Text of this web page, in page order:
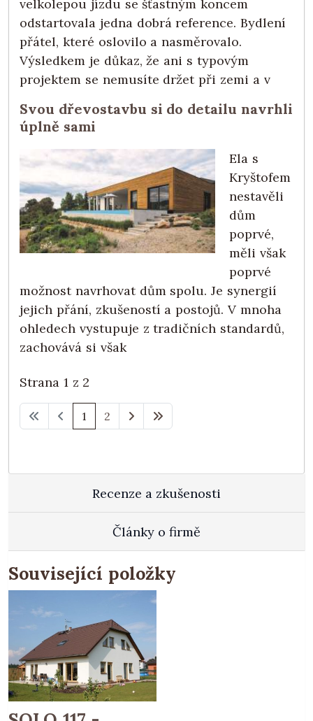
velkolepou jízdu se šťastným koncem
odstartovala jedna dobrá reference. Bydlení
přátel, které oslovilo a nasměrovalo.
Výsledkem je důkaz, že ani s typovým
projektem se nemusíte držet při zemi a v
Svou dřevostavbu si do detailu navrhli
úplně sami
Ela s
Kryštofem
nestavěli
dům
poprvé,
měli však
poprvé
možnost navrhovat dům spolu. Je synergií
jejich přání, zkušeností a postojů. V mnoha
ohledech vystupuje z tradičních standardů,
zachovává si však
Strana 1 z 2
1 2
Recenze a zkušenosti
Články o firmě
Související položky